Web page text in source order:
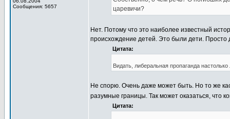
Сообщения: 5657
царевичи?
Нет. Потому что это наиболее известный
происхождение детей. Это были дети. Просто
Цитата:
Видать, либеральная пропаганда
Не спорю. Очень даже может быть. Но то же
разумные границы. Так может оказаться, что
Цитата: